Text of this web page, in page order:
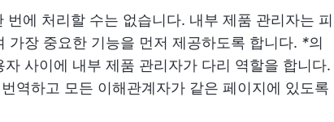
번에 처리할 수는 없습니다. 내부 제품 관리자는 피
가장 중요한 기능을 먼저 제공하도록 합니다. *의
사이에 내부 제품 관리자가 다리 역할을 합니다.
역하고 모든 이해관계자가 같은 페이지에 있도록